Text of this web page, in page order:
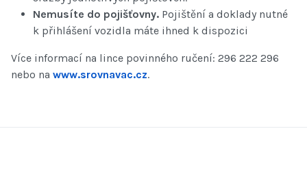
Nemusíte do pojišťovny. Pojištění a doklady nutné
k přihlášení vozidla máte ihned k dispozici
Více informací na lince povinného ručení: 296 222 296
nebo na www.srovnavac.cz.